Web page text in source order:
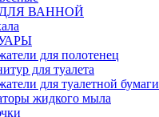
ВАННОЙ
для полотенец
для туалета
для туалетной бумаги
жидкого мыла